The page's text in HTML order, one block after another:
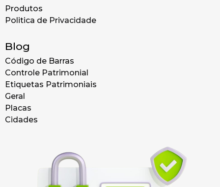
Produtos
Politica de Privacidade
Blog
Código de Barras
Controle Patrimonial
Etiquetas Patrimoniais
Geral
Placas
Cidades